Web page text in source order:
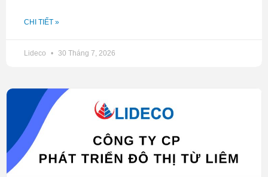
CHI TIẾT »
Lideco 30 Tháng 7, 2026